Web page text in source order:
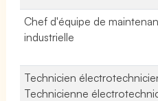
Chef d'équipe de
industrielle
Technicien
Technicienne